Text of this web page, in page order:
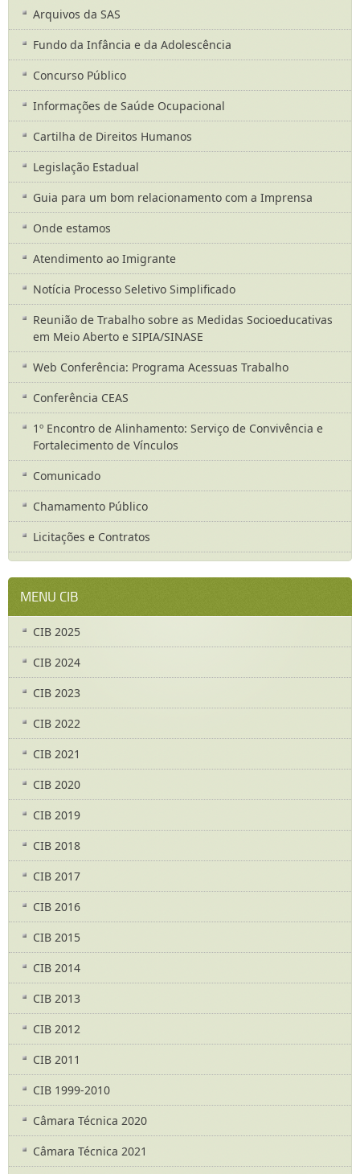
Arquivos da SAS
Fundo da Infância e da Adolescência
Concurso Público
Informações de Saúde Ocupacional
Cartilha de Direitos Humanos
Legislação Estadual
Guia para um bom relacionamento com a Imprensa
Onde estamos
Atendimento ao Imigrante
Notícia Processo Seletivo Simplificado
Reunião de Trabalho sobre as Medidas Socioeducativas
em Meio Aberto e SIPIA/SINASE
Web Conferência: Programa Acessuas Trabalho
Conferência CEAS
1º Encontro de Alinhamento: Serviço de Convivência e
Fortalecimento de Vínculos
Comunicado
Chamamento Público
Licitações e Contratos
MENU CIB
CIB 2025
CIB 2024
CIB 2023
CIB 2022
CIB 2021
CIB 2020
CIB 2019
CIB 2018
CIB 2017
CIB 2016
CIB 2015
CIB 2014
CIB 2013
CIB 2012
CIB 2011
CIB 1999-2010
Câmara Técnica 2020
Câmara Técnica 2021